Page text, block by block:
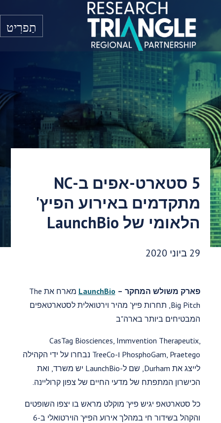
תַפרִיט
5 סטארט-אפים ב-NC
מתקדמים באירוע הפיץ'
הלאומי של LaunchBio
תאריך פרסום:
29 ביוני 2020
פארק משולש המחקר – LaunchBio
מארח את The
Big Pitch, תחרות פיץ' מהיר וירטואלית לסטארטאפים
המבטיחים ביותר בארה"ב
CasTag Biosciences, Immvention Therapeutix,
PhosphoGam, Praetego ו-TreeCo נבחרו על ידי הקהילה
לייצג את Durham, שם ל-LaunchBio יש משרד, ואת
הכישרון המתפתח של מדעי החיים של צפון קרוליינה.
כל סטארטאפ יגיש פיץ' מוקלט מראש בו יצפו השופטים
והקהל בשידור חי במהלך אירוע הפיץ' הוירטואלי ב-6